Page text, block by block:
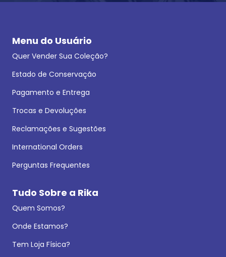
Menu do Usuário
Quer Vender Sua Coleção?
Estado de Conservação
Pagamento e Entrega
Trocas e Devoluções
Reclamações e Sugestões
International Orders
Perguntas Frequentes
Tudo Sobre a Rika
Quem Somos?
Onde Estamos?
Tem Loja Física?